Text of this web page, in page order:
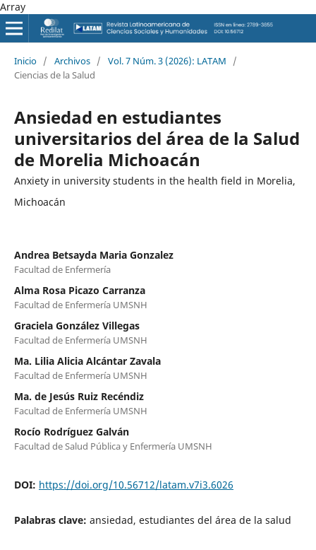
Array
Inicio / Archivos / Vol. 7 Núm. 3 (2026): LATAM
/
Ciencias de la Salud
Ansiedad en estudiantes
universitarios del área de la Salud
de Morelia Michoacán
Anxiety in university students in the health field in Morelia,
Michoacán
Andrea Betsayda Maria Gonzalez
Facultad de Enfermería
Alma Rosa Picazo Carranza
Facultad de Enfermería UMSNH
Graciela González Villegas
Facultad de Enfermería UMSNH
Ma. Lilia Alicia Alcántar Zavala
Facultad de Enfermería UMSNH
Ma. de Jesús Ruiz Recéndiz
Facultad de Enfermería UMSNH
Rocío Rodríguez Galván
Facultad de Salud Pública y Enfermería UMSNH
DOI: https://doi.org/10.56712/latam.v7i3.6026
Palabras clave: ansiedad, estudiantes del área de la salud